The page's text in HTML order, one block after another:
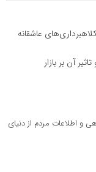
حاصل از کلاهبرداری‌های عاشقانه
افزایش آگاهی و اطلاعات مردم از دنیای